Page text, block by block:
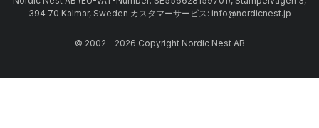
394 70 Kalmar, Sweden カスタマーサービス: info@nordicnest.jp
© 2002 - 2026 Copyright Nordic Nest AB